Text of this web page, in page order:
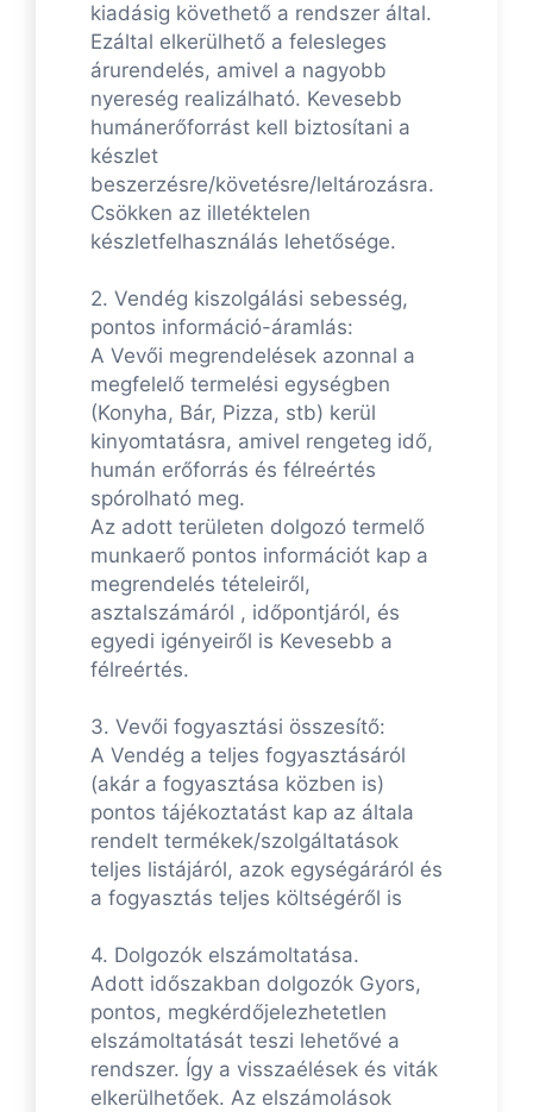
kiadásig követhető a rendszer által.
Ezáltal elkerülhető a felesleges
árurendelés, amivel a nagyobb
nyereség realizálható. Kevesebb
humánerőforrást kell biztosítani a
készlet
beszerzésre/követésre/leltározásra.
Csökken az illetéktelen
készletfelhasználás lehetősége.
2. Vendég kiszolgálási sebesség,
pontos információ-áramlás:
A Vevői megrendelések azonnal a
megfelelő termelési egységben
(Konyha, Bár, Pizza, stb) kerül
kinyomtatásra, amivel rengeteg idő,
humán erőforrás és félreértés
spórolható meg.
Az adott területen dolgozó termelő
munkaerő pontos információt kap a
megrendelés tételeiről,
asztalszámáról , időpontjáról, és
egyedi igényeiről is Kevesebb a
félreértés.
3. Vevői fogyasztási összesítő:
A Vendég a teljes fogyasztásáról
(akár a fogyasztása közben is)
pontos tájékoztatást kap az általa
rendelt termékek/szolgáltatások
teljes listájáról, azok egységáráról és
a fogyasztás teljes költségéről is
4. Dolgozók elszámoltatása.
Adott időszakban dolgozók Gyors,
pontos, megkérdőjelezhetetlen
elszámoltatását teszi lehetővé a
rendszer. Így a visszaélések és viták
elkerülhetőek. Az elszámolások